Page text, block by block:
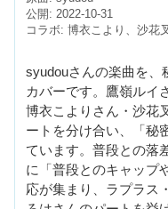
公開: 2022-10-31
コラボ: 博衣こより、沙花
syudouさんの楽曲を、
カバーです。鷹嶺ルイ
博衣こよりさん・沙花
ートを分け合い、「秘
ています。普段との落
に「普段とのキャップ
応が集まり、ラプラス